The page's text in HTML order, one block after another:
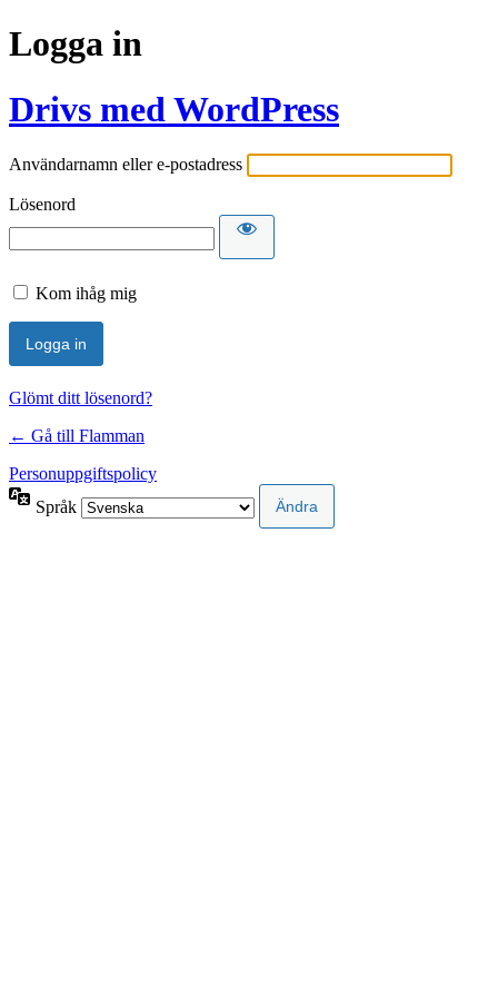
Logga in
Drivs med WordPress
Användarnamn eller e-postadress
Lösenord
Kom ihåg mig
Glömt ditt lösenord?
← Gå till Flamman
Personuppgiftspolicy
Språk